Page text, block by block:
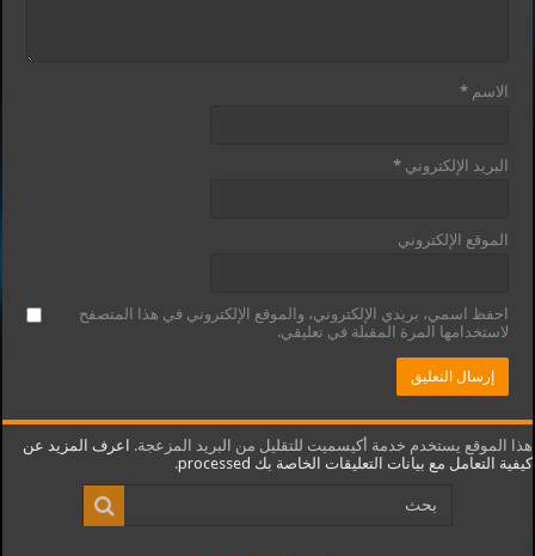
الاسم*
البريد الإلكتروني*
الموقع الإلكتروني
احفظ اسمي، بريدي الإلكتروني، والموقع الإلكتروني في هذا المتصفح
لاستخدامها المرة المقبلة في تعليقي.
هذا الموقع يستخدم خدمة أكيسميت للتقليل من البريد المزعجة. اعرف المزيد عن
كيفية التعامل مع بيانات التعليقات الخاصة بك processed
.